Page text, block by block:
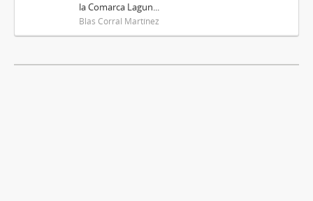
la Comarca Lagun...
Blas Corral Martínez